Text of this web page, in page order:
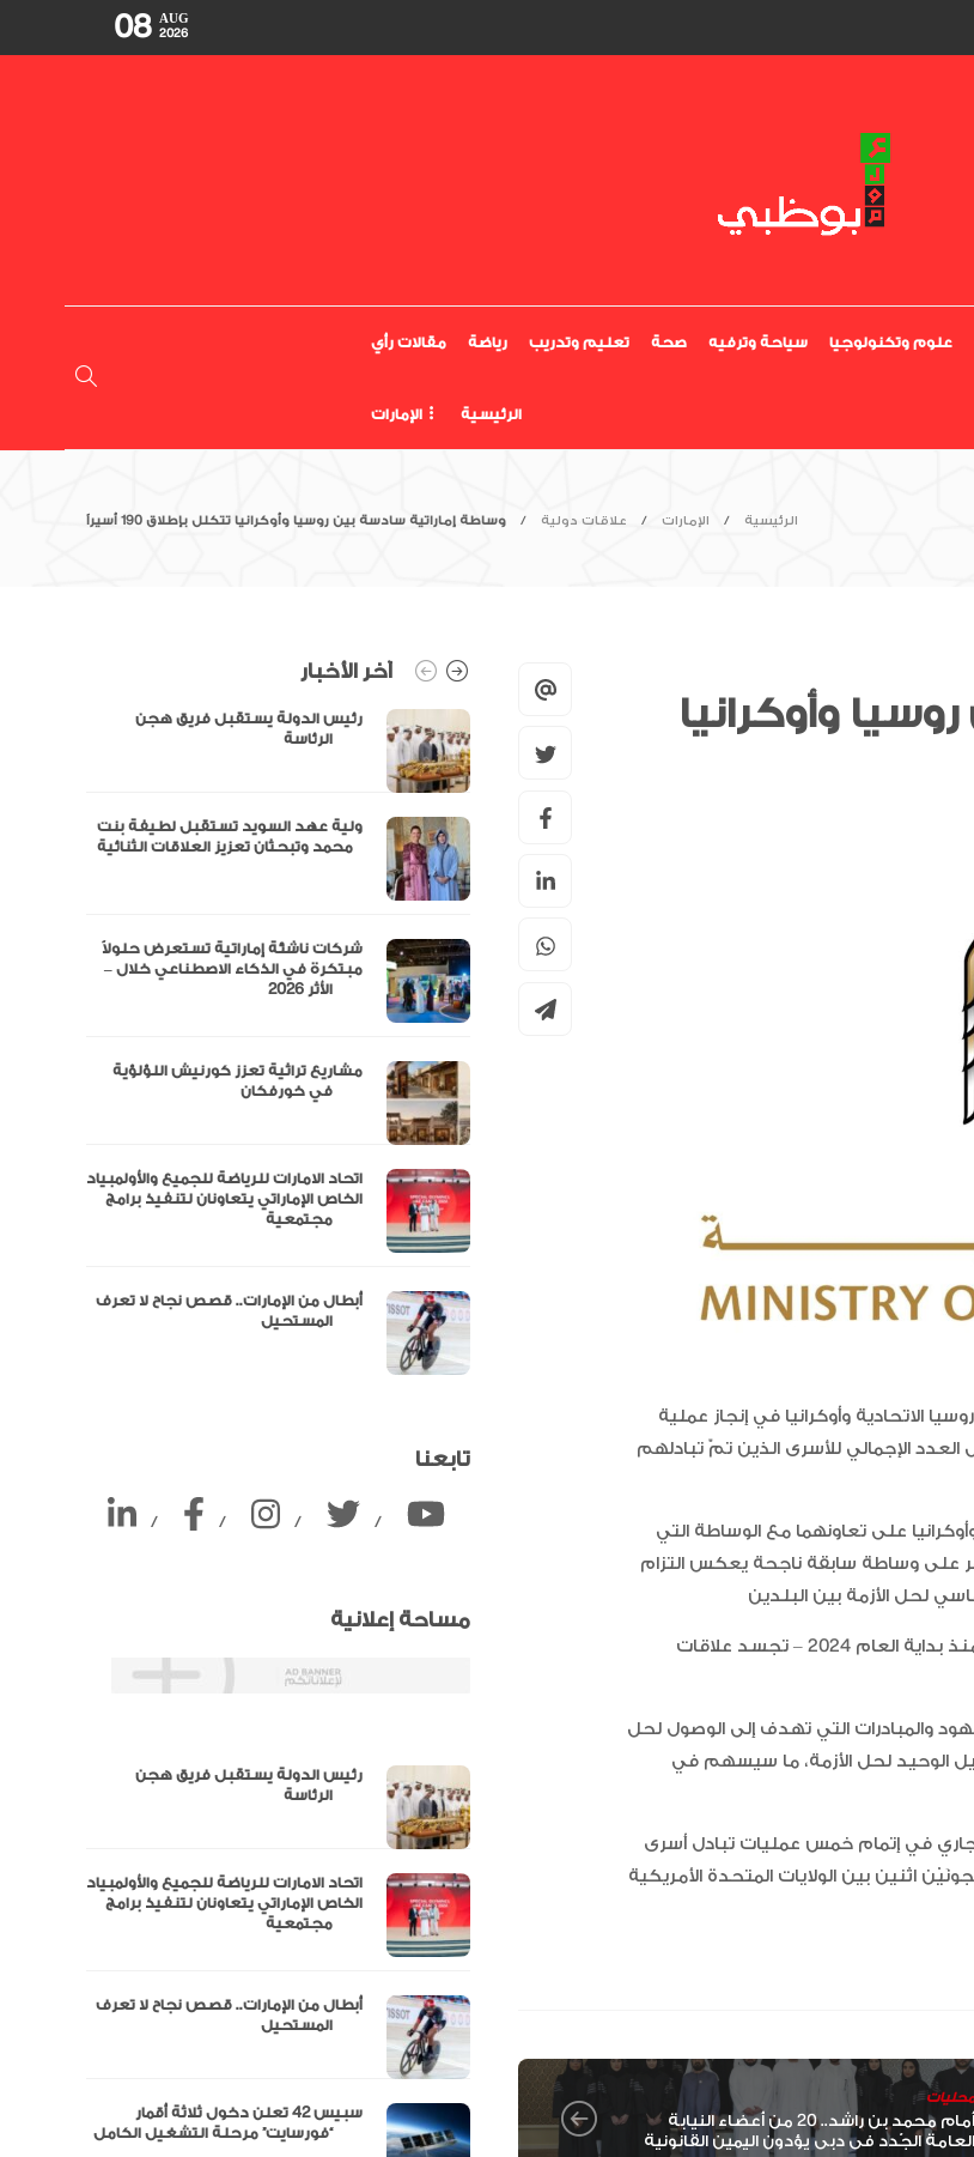
08 AUG
2026
مقالات رأي رياضة تعليم وتدريب صحة سياحة وترفيه علوم وتكنولوجيا
الإمارات الرئيسية
الرئيسية الإمارات علاقات دولية وساطة إماراتية سادسة بين روسيا وأوكرانيا تتكلل بإطلاق 190 أسيراً
وأوكرانيا
الاتحادية وأوكرانيا في إنجاز عملية
الجانبين، ليصل العدد الإجمالي للأسرى الذين تمّ تبادلهم
على تعاونهما مع الوساطة التي
على وساطة سابقة ناجحة يعكس التزام
واعتبرت الوزارة أنّ نجاح الوساطة الجديدة – وهي السادسة من نوعها منذ بداية العام 2024 – تجسد علاقات
والمبادرات التي تهدف إلى الوصول لحل
الوحيد لحل الأزمة، ما سيسهم في
في إتمام خمس عمليات تبادل أسرى
نجحت في ديسمبر 2022 في تبادل مسجونَيْن اثنين بين الولايات المتحدة الأمريكية
محليات
أمام محمد بن راشد.. 20 من أعضاء النيابة
العامة الجُدد في دبي يؤدون اليمين القانونية
آخر الأخبار
رئيس الدولة يستقبل فريق هجن
ولية عهد السويد تستقبل لطيفة بنت
شركات ناشئة إماراتية تستعرض حلولاً
مبتكرة في الذكاء الاصطناعي خلال –
مشاريع تراثية تعزز كورنيش اللؤلؤية
اتحاد الامارات للرياضة للجميع والأولمبياد
الخاص الإماراتي يتعاونان لتنفيذ برامج
أبطال من الإمارات.. قصص نجاح لا تعرف
سوق دبي المالي يحصل على اعتراف
هيئة الرقابة على الأسواق المالية
تابعنا
/ / / /
مساحة إعلانية
رئيس الدولة يستقبل فريق هجن
اتحاد الامارات للرياضة للجميع والأولمبياد
الخاص الإماراتي يتعاونان لتنفيذ برامج
أبطال من الإمارات.. قصص نجاح لا تعرف
سبيس 42 تعلن دخول ثلاثة أقمار
“فورسايت” مرحلة التشغيل الكامل
الإمارات تعزز ريادتها العالمية في جمال
الخيل العربية بزيادة بطولاتها المصنفة